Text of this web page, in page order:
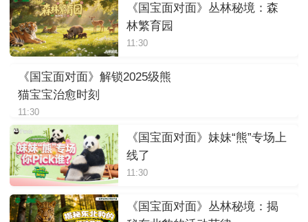
《国宝面对面》丛林秘境：森
林繁育园
11:30
《国宝面对面》解锁2025级熊
猫宝宝治愈时刻
11:30
《国宝面对面》妹妹“熊”专场上
线了
11:30
《国宝面对面》丛林秘境：揭